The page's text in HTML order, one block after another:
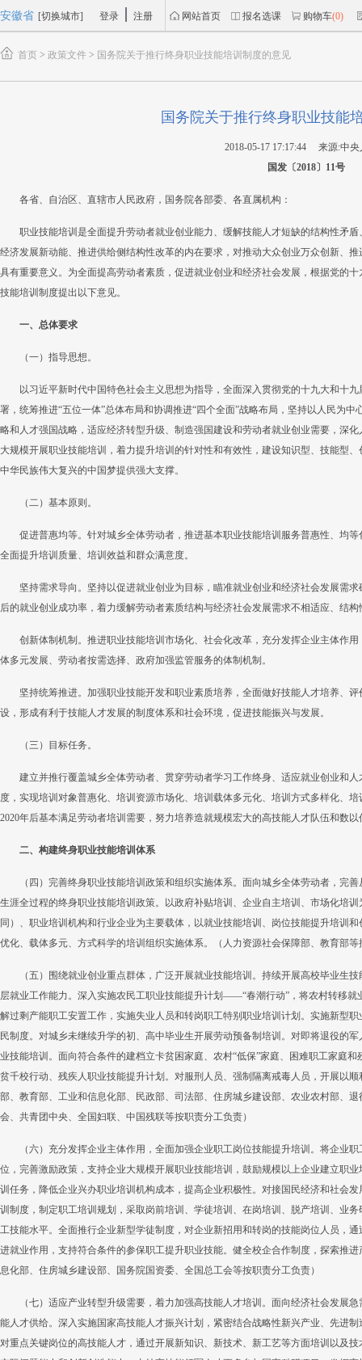
安徽省 [切换城市] 登录 注册 网站首页 报名选课 购物车(0)
首页 > 政策文件 > 国务院关于推行终身职业技能培训制度的意见
国务院关于推行终身职业技能
2018-05-17 17:17:44 来源:中央
国发〔2018〕11号
各省、自治区、直辖市人民政府，国务院各部委、各直属机构：
职业技能培训是全面提升劳动者就业创业能力、缓解技能人才短缺的结构性矛
经济发展新动能、推进供给侧结构性改革的内在要求，对推动大众创业万众创新、
具有重要意义。为全面提高劳动者素质，促进就业创业和经济社会发展，根据党的
技能培训制度提出以下意见。
一、总体要求
（一）指导思想。
以习近平新时代中国特色社会主义思想为指导，全面深入贯彻党的十九大和十
署，统筹推进“五位一体”总体布局和协调推进“四个全面”战略布局，坚持以人民为
略和人才强国战略，适应经济转型升级、制造强国建设和劳动者就业创业需要，深
大规模开展职业技能培训，着力提升培训的针对性和有效性，建设知识型、技能型
中华民族伟大复兴的中国梦提供强大支撑。
（二）基本原则。
促进普惠均等。针对城乡全体劳动者，推进基本职业技能培训服务普惠性、均
全面提升培训质量、培训效益和群众满意度。
坚持需求导向。坚持以促进就业创业为目标，瞄准就业创业和经济社会发展需
后的就业创业成功率，着力缓解劳动者素质结构与经济社会发展需求不相适应、结
创新体制机制。推进职业技能培训市场化、社会化改革，充分发挥企业主体作
体多元发展、劳动者按需选择、政府加强监管服务的体制机制。
坚持统筹推进。加强职业技能开发和职业素质培养，全面做好技能人才培养、
设，形成有利于技能人才发展的制度体系和社会环境，促进技能振兴与发展。
（三）目标任务。
建立并推行覆盖城乡全体劳动者、贯穿劳动者学习工作终身、适应就业创业和
度，实现培训对象普惠化、培训资源市场化、培训载体多元化、培训方式多样化、
2020年后基本满足劳动者培训需要，努力培养造就规模宏大的高技能人才队伍和数
二、构建终身职业技能培训体系
（四）完善终身职业技能培训政策和组织实施体系。面向城乡全体劳动者，完
生涯全过程的终身职业技能培训政策。以政府补贴培训、企业自主培训、市场化培
同）、职业培训机构和行业企业为主要载体，以就业技能培训、岗位技能提升培训
优化、载体多元、方式科学的培训组织实施体系。（人力资源社会保障部、教育部
（五）围绕就业创业重点群体，广泛开展就业技能培训。持续开展高校毕业生
层就业工作能力。深入实施农民工职业技能提升计划——“春潮行动”，将农村转移
解过剩产能职工安置工作，实施失业人员和转岗职工特别职业培训计划。实施新型
民制度。对城乡未继续升学的初、高中毕业生开展劳动预备制培训。对即将退役的
业技能培训。面向符合条件的建档立卡贫困家庭、农村“低保”家庭、困难职工家庭
贫千校行动、残疾人职业技能提升计划。对服刑人员、强制隔离戒毒人员，开展以
部、教育部、工业和信息化部、民政部、司法部、住房城乡建设部、农业农村部、
会、共青团中央、全国妇联、中国残联等按职责分工负责）
（六）充分发挥企业主体作用，全面加强企业职工岗位技能提升培训。将企业
位，完善激励政策，支持企业大规模开展职业技能培训，鼓励规模以上企业建立职
训任务，降低企业兴办职业培训机构成本，提高企业积极性。对接国民经济和社会
训制度，制定职工培训规划，采取岗前培训、学徒培训、在岗培训、脱产培训、业
工技能水平。全面推行企业新型学徒制度，对企业新招用和转岗的技能岗位人员，
进就业作用，支持符合条件的参保职工提升职业技能。健全校企合作制度，探索推
息化部、住房城乡建设部、国务院国资委、全国总工会等按职责分工负责）
（七）适应产业转型升级需要，着力加强高技能人才培训。面向经济社会发展
能人才供给。深入实施国家高技能人才振兴计划，紧密结合战略性新兴产业、先进
对重点关键岗位的高技能人才，通过开展新知识、新技术、新工艺等方面培训以及